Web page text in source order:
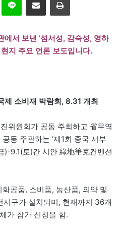
서 보낸 ‘섬서성, 감숙성, 영하
지 주요 언론 보도입니다.
제 소비재 박람회, 8.31 개최
위원회가 공동 주최하고 省무역
동 주관하는 ‘제1회 중국 서부
)-9.1(토)간 시안 綠地筆克컨벤션
공품, 소비품, 농산품, 의약 및
구가 설치되며, 현재까지 36개
가 참가 신청을 함.